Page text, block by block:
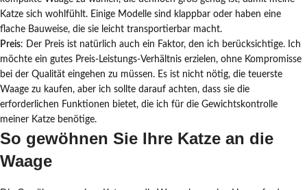
Katze sich wohlfühlt. Einige Modelle sind klappbar oder haben eine
flache Bauweise, die sie leicht transportierbar macht.
Preis: Der Preis ist natürlich auch ein Faktor, den ich berücksichtige. Ich
möchte ein gutes Preis-Leistungs-Verhältnis erzielen, ohne Kompromisse
bei der Qualität eingehen zu müssen. Es ist nicht nötig, die teuerste
Waage zu kaufen, aber ich sollte darauf achten, dass sie die
erforderlichen Funktionen bietet, die ich für die Gewichtskontrolle
meiner Katze benötige.
So gewöhnen Sie Ihre Katze an die
Waage